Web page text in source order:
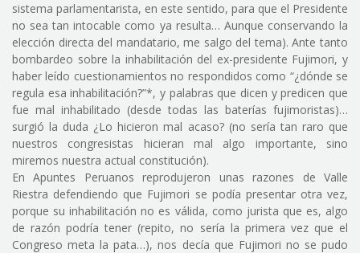
sistema parlamentarista, en este sentido, para que el Presidente
no sea tan intocable como ya resulta… Aunque conservando la
elección directa del mandatario, me salgo del tema). Ante tanto
bombardeo sobre la inhabilitación del ex-presidente Fujimori, y
haber leído cuestionamientos no respondidos como “¿dónde se
regula esa inhabilitación?”*, y palabras que dicen y predicen que
fue mal inhabilitado (desde todas las baterías fujimoristas)…
surgió la duda ¿Lo hicieron mal acaso? (no sería tan raro que
nuestros congresistas hicieran mal algo importante, sino
miremos nuestra actual constitución).
En Apuntes Peruanos reprodujeron unas razones de Valle
Riestra defendiendo que Fujimori se podía presentar otra vez,
porque su inhabilitación no es válida, como jurista que es, algo
de razón podría tener (repito, no sería la primera vez que el
Congreso meta la pata…), nos decía que Fujimori no se pudo